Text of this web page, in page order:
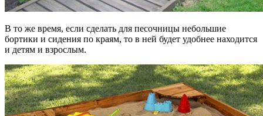
В то же время, если сделать для песочницы небольшие
бортики и сидения по краям, то в ней будет удобнее находится
и детям и взрослым.